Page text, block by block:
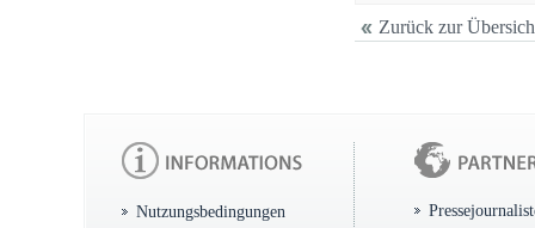
Zurück zur
Nutzungsbedingungen